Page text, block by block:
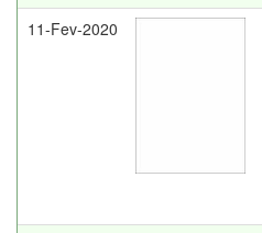
11-Fev-2020